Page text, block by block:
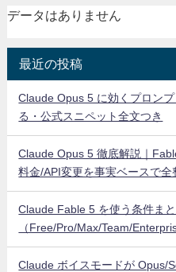
データはありません
最近の投稿
Claude Opus 5 に効くプロン
る・公式スニペット全文つき
Claude Opus 5 徹底解説｜
料金/API変更を事実ベースで全
Claude Fable 5 を使う条件ま
（Free/Pro/Max/Team/
Claude ボイスモードが Opus/